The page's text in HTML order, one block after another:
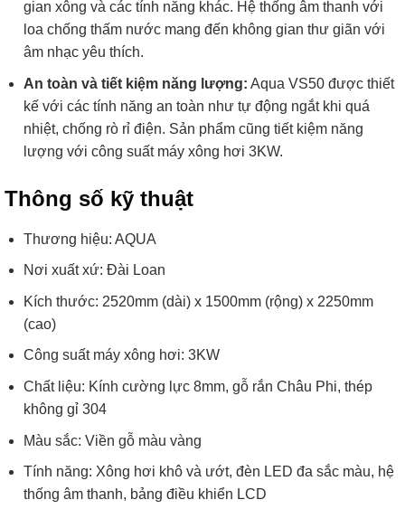
gian xông và các tính năng khác. Hệ thống âm thanh với
loa chống thấm nước mang đến không gian thư giãn với
âm nhạc yêu thích.
An toàn và tiết kiệm năng lượng: Aqua VS50 được thiết
kế với các tính năng an toàn như tự động ngắt khi quá
nhiệt, chống rò rỉ điện. Sản phẩm cũng tiết kiệm năng
lượng với công suất máy xông hơi 3KW.
Thông số kỹ thuật
Thương hiệu: AQUA
Nơi xuất xứ: Đài Loan
Kích thước: 2520mm (dài) x 1500mm (rộng) x 2250mm
(cao)
Công suất máy xông hơi: 3KW
Chất liệu: Kính cường lực 8mm, gỗ rắn Châu Phi, thép
không gỉ 304
Màu sắc: Viền gỗ màu vàng
Tính năng: Xông hơi khô và ướt, đèn LED đa sắc màu, hệ
thống âm thanh, bảng điều khiển LCD